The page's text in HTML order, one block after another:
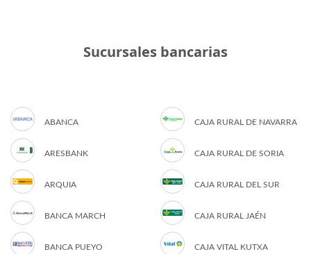
Sucursales bancarias
ABANCA
ARESBANK
ARQUIA
BANCA MARCH
BANCA PUEYO
CAJA RURAL DE NAVARRA
CAJA RURAL DE SORIA
CAJA RURAL DEL SUR
CAJA RURAL JAÉN
CAJA VITAL KUTXA